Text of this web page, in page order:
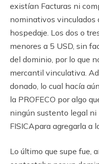
existían Facturas ni
nominativos vinculados
hospedaje. Los dos o
menores a 5 USD, sin
del dominio, por lo que
mercantil vinculativa.
donado, lo cual hacía
la PROFECO por algo
ningún sustento legal ni
FISICApara agregarla a
Lo último que supe fue,